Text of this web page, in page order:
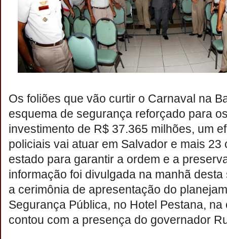
Os foliões que vão curtir o Carnaval na
esquema de segurança reforçado para
investimento de R$ 37.365 milhões, um
policiais vai atuar em Salvador e mais 23
estado para garantir a ordem e a
informação foi divulgada na manhã
a cerimônia de apresentação do
Segurança Pública, no Hotel Pestana,
contou com a presença do governador